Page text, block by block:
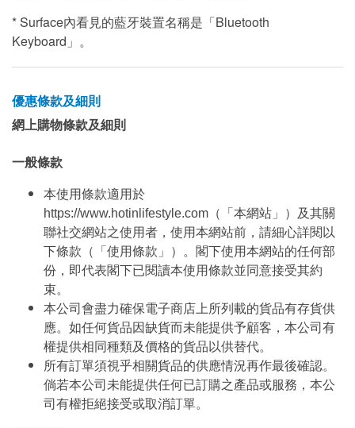
* Surface內看見的藍牙裝置名稱是「Bluetooth
Keyboard」。
優惠條款及細則
網上購物條款及細則
一般條款
本使用條款適用於
https://www.hotinlifestyle.com（「本網站」）及其關
聯社交網站之使用者，使用本網站前，請細心詳閱以
下條款（「使用條款」）。閣下使用本網站的任何部
份，即代表閣下已閱讀本使用條款並同意接受其約
束。
本公司會盡力確保電子商店上所列載的貨品有存貨供
應。如任何貨品因缺貨而未能提供予顧客，本公司有
權提供相同種類及價格的貨品以供替代。
所有訂單須視乎相關貨品的供應情況再作最後確認。
倘若本公司未能提供任何已訂購之產品或服務，本公
司有權拒絕接受或取消訂單。